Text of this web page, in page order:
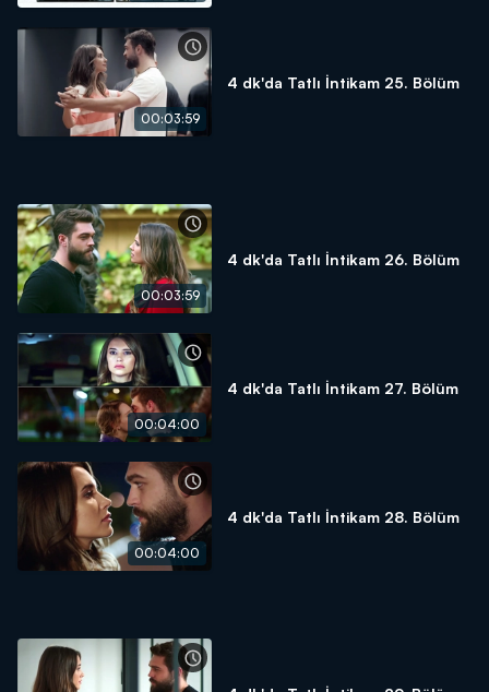
00:03:59
4 dk'da Tatlı İntikam 25. Bölüm
00:03:59
4 dk'da Tatlı İntikam 26. Bölüm
00:04:00
4 dk'da Tatlı İntikam 27. Bölüm
00:04:00
4 dk'da Tatlı İntikam 28. Bölüm